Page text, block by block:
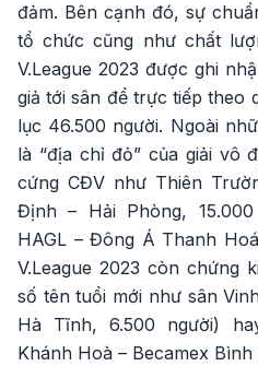
đảm. Bên cạnh đó, sự
tổ chức cũng như chất
V.League 2023 được ghi
giả tới sân để trực tiếp theo
lục 46.500 người. Ngoài
là “địa chỉ đỏ” của giải vô
cứng CĐV như Thiên
Định – Hải Phòng,
HAGL – Đông Á Thanh
V.League 2023 còn chứng
số tên tuổi mới như sân
Hà Tĩnh, 6.500 người)
Khánh Hoà – Becamex